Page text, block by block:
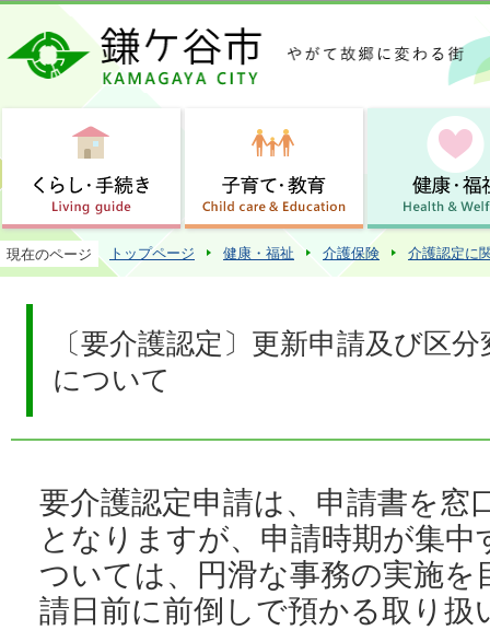
この
現在のページ トップページ 健康・福祉 介護保険 介護認定に
〔要介護認定〕更新申請及び区
について
要介護認定申請は、申請書を窓
となりますが、申請時期が集
ついては、円滑な事務の実施を
請日前に前倒しで預かる取り扱